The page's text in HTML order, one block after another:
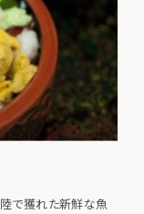
で獲れた新鮮な魚